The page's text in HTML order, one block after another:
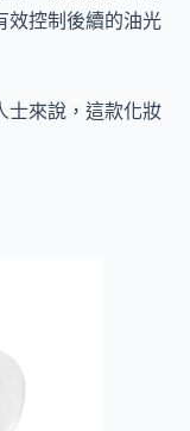
效控制後續的油光
士來說，這款化妝